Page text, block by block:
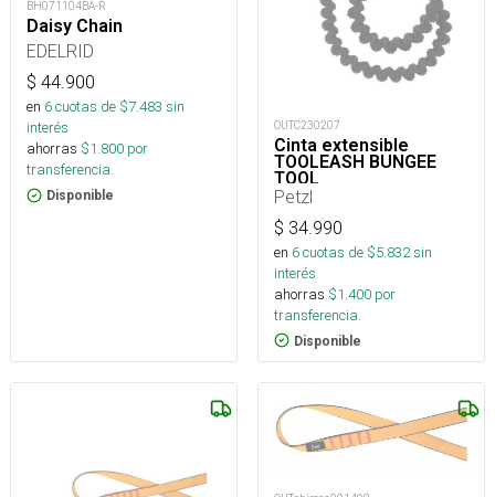
BH071104BA-R
Daisy Chain
EDELRID
$ 44.900
en 6cuotas de $7.483 sin
interés
ahorras $1.800 por
transferencia.
Disponible
OUTC230207
Cinta extensible
TOOLEASH BUNGEE
TOOL
Petzl
$ 34.990
en 6cuotas de $5.832sin
interés
ahorras $1.400 por
transferencia.
Disponible